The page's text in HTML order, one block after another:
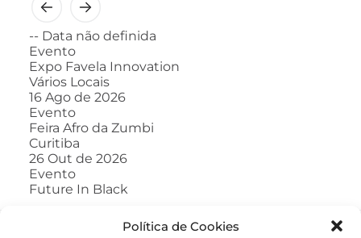
Política de Cookies
-- Data não definida
Evento
Expo Favela Innovation
Vários Locais
16 Ago de 2026
Evento
Feira Afro da Zumbi
Curitiba
26 Out de 2026
Evento
Future In Black